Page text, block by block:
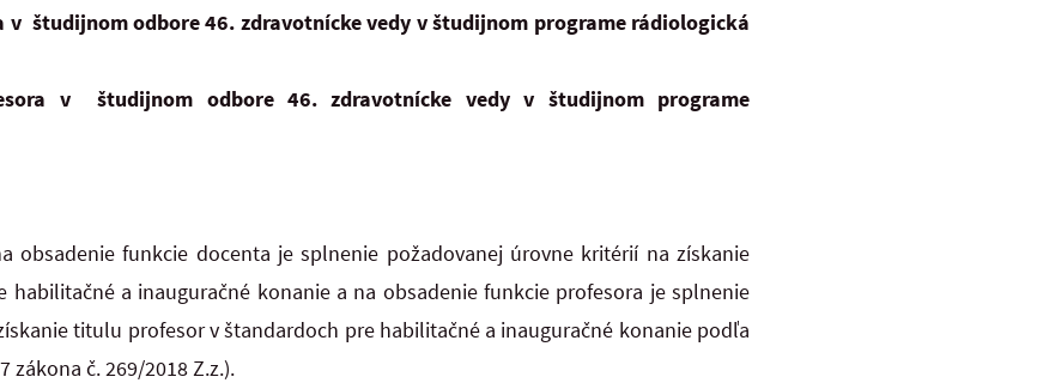
v študijnom odbore 46. zdravotnícke vedy v študijnom programe rádiologická
v študijnom odbore 46. zdravotnícke vedy v študijnom programe
obsadenie funkcie docenta je splnenie požadovanej úrovne kritérií na získanie
a inauguračné konanie a na obsadenie funkcie profesora je splnenie
titulu profesor v štandardoch pre habilitačné a inauguračné konanie podľa
zákona č. 269/2018 Z.z.).